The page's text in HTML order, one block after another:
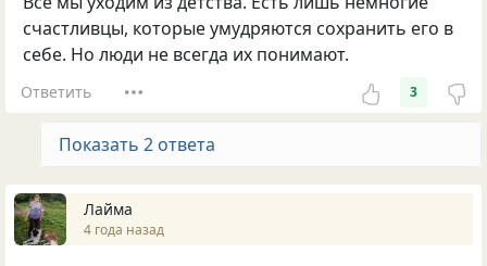
счастливцы, которые умудряются сохранить его в
себе. Но люди не всегда их понимают.
Ответить 3
Показать 2 ответа
Лайма
4 года назад